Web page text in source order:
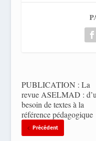
PUBLICATION : La
revue ASELMAD :
besoin de textes à la
référence pédagogique
Précédent